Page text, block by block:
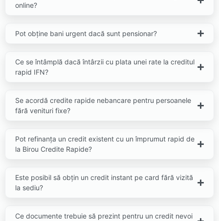
online?
Pot obține bani urgent dacă sunt pensionar?
Ce se întâmplă dacă întârzii cu plata unei rate la creditul
rapid IFN?
Se acordă credite rapide nebancare pentru persoanele
fără venituri fixe?
Pot refinanța un credit existent cu un împrumut rapid de
la Birou Credite Rapide?
Este posibil să obțin un credit instant pe card fără vizită
la sediu?
Ce documente trebuie să prezint pentru un credit nevoi